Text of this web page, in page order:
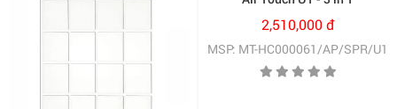
Compound Filter
(HC000061/AP/SPR/U1)
2,510,000 đ
MSP: MT-HC000061/AP/SPR/U1